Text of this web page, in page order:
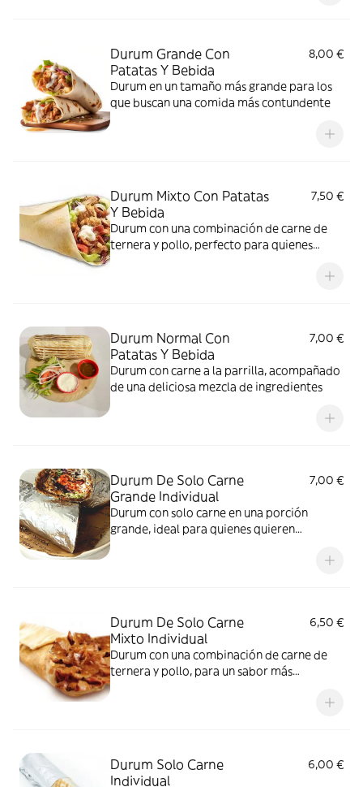
Durum Grande Con
Patatas Y Bebida
8,00 €
Durum en un tamaño más grande para los
que buscan una comida más contundente
Durum Mixto Con Patatas
Y Bebida
7,50 €
Durum con una combinación de carne de
ternera y pollo, perfecto para quienes
Durum Normal Con
Patatas Y Bebida
7,00 €
Durum con carne a la parrilla, acompañado
de una deliciosa mezcla de ingredientes
Durum De Solo Carne
Grande Individual
7,00 €
Durum con solo carne en una porción
grande, ideal para quienes quieren
Durum De Solo Carne
Mixto Individual
6,50 €
Durum con una combinación de carne de
ternera y pollo, para un sabor más
Durum Solo Carne
Individual
6,00 €